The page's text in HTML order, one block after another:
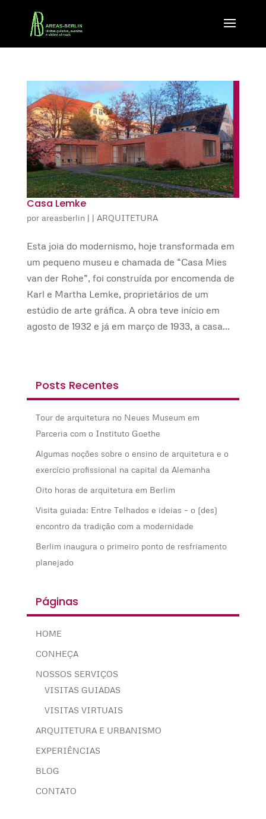
Casa Lemke
por areasberlin | | ARQUITETURA
Esta joia do modernismo, hoje transformada em
um pequeno museu e chamada de “Casa Mies
van der Rohe”, foi construída por encomenda de
Karl e Martha Lemke, proprietários de um
estúdio de arte gráfica. A obra teve início em
agosto de 1932 e já em março de 1933, a casa...
Posts Recentes
Tour de arquitetura no Neues Museum em
Parceria com o Instituto Goethe
Algumas noções sobre o ensino de arquitetura e o
exercício profissional na capital da Alemanha
Oito horas de arquitetura em Berlim
Visita guiada: Entre Telhados e ideias – o (des)
encontro da tradição com a modernidade
Berlim inaugura o primeiro ponto de resfriamento
planejado
Páginas
HOME
CONHEÇA
NOSSOS SERVIÇOS
VISITAS GUIADAS
VISITAS VIRTUAIS
ARQUITETURA E URBANISMO
EXPERIÊNCIAS
BLOG
CONTATO